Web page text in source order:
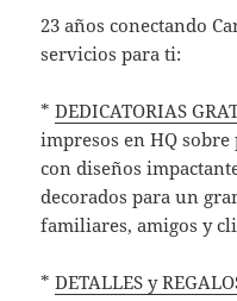
23 años conectando
servicios para ti:
*DEDICATORIAS
impresos en HQ
con diseños
decorados para un
familiares, amigos y
*DETALLES y